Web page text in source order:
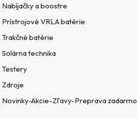
Nabíjačky a boostre
Prístrojové VRLA batérie
Trakčné batérie
Solárna technika
Testery
Zdroje
Novinky-Akcie-Zľavy-Preprava zadarmo